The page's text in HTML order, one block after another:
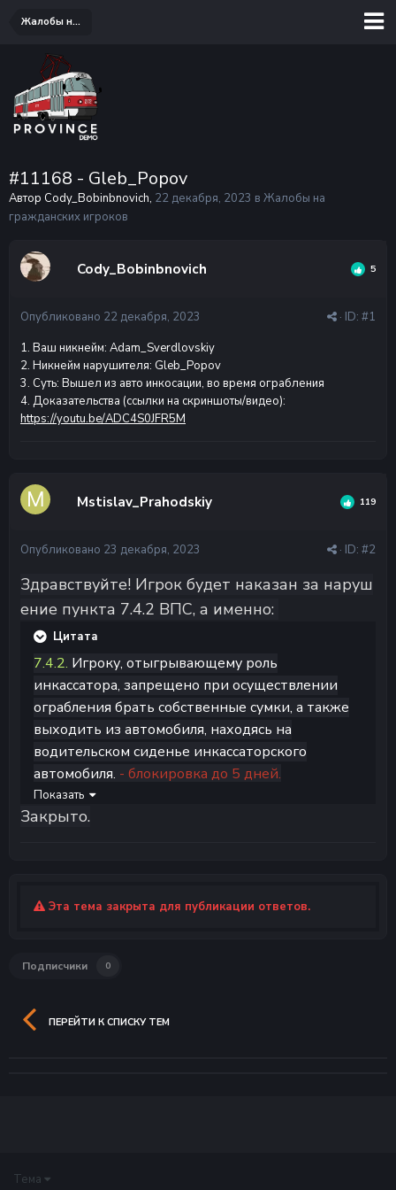
Жалобы на гражданских игроков
#11168 - Gleb_Popov
Автор Cody_Bobinbnovich, 22 декабря, 2023 в Жалобы на
гражданских игроков
Cody_Bobinbnovich 5
· ID: #1
Опубликовано 22 декабря, 2023
1. Ваш никнейм: Adam_Sverdlovskiy
2. Никнейм нарушителя: Gleb_Popov
3. Суть: Вышел из авто инкосации, во время ограбления
4. Доказательства (ссылки на скриншоты/видео):
https://youtu.be/ADC4S0JFR5M
Mstislav_Prahodskiy 119
· ID: #2
Опубликовано 23 декабря, 2023
Здравствуйте! Игрок будет наказан за наруш
ение пункта 7.4.2 ВПС, а именно:
Цитата
7.4.2. Игроку, отыгрывающему роль
инкассатора, запрещено при осуществлении
ограбления брать собственные сумки, а также
выходить из автомобиля, находясь на
водительском сиденье инкассаторского
автомобиля. - блокировка до 5 дней.
Показать
Закрыто.
Эта тема закрыта для публикации ответов.
Подписчики 0
ПЕРЕЙТИ К СПИСКУ ТЕМ
Тема